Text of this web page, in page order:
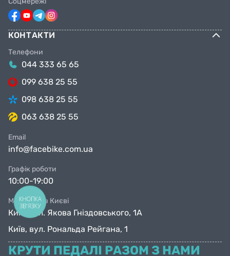
КОНТАКТИ
Телефони
044 333 65 65
099 638 25 55
098 638 25 55
063 638 25 55
Email
info@facebike.com.ua
Графік роботи
10:00-19:00
Магазини в Києві
Київ, вул. Якова Гніздовського, 1А
Київ, вул. Рональда Рейгана, 1
КРУТИ ПЕДАЛІ РАЗОМ З НАМИ
КНОПКА
ЗВ'ЯЗКУ